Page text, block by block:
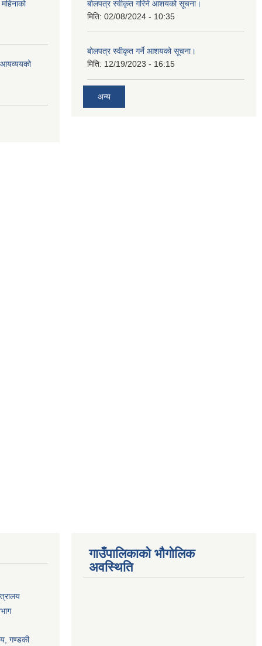
आयव्ययको
बोलपत्र स्वीकृत गरिने आशयको सूचना।
मिति: 02/08/2024 - 10:35
बोलपत्र स्वीकृत गर्ने आशयको सूचना।
मिति: 12/19/2023 - 16:15
अन्य
गण्डकी
गाउँपालिकाको भौगोलिक
अवस्थिति